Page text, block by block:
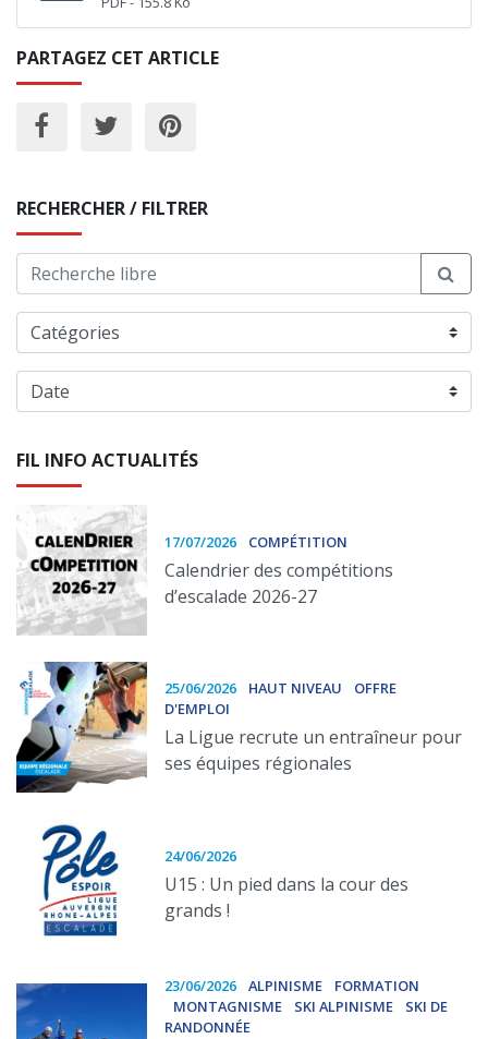
PARTAGEZ CET ARTICLE
RECHERCHER / FILTRER
FIL INFO ACTUALITÉS
17/07/2026 COMPÉTITION
Calendrier des compétitions
d’escalade 2026-27
25/06/2026 HAUT NIVEAU
OFFRE
D'EMPLOI
La Ligue recrute un entraîneur pour
ses équipes régionales
24/06/2026
U15 : Un pied dans la cour des
grands !
23/06/2026 ALPINISME
FORMATION
MONTAGNISME
SKI ALPINISME
SKI DE
RANDONNÉE